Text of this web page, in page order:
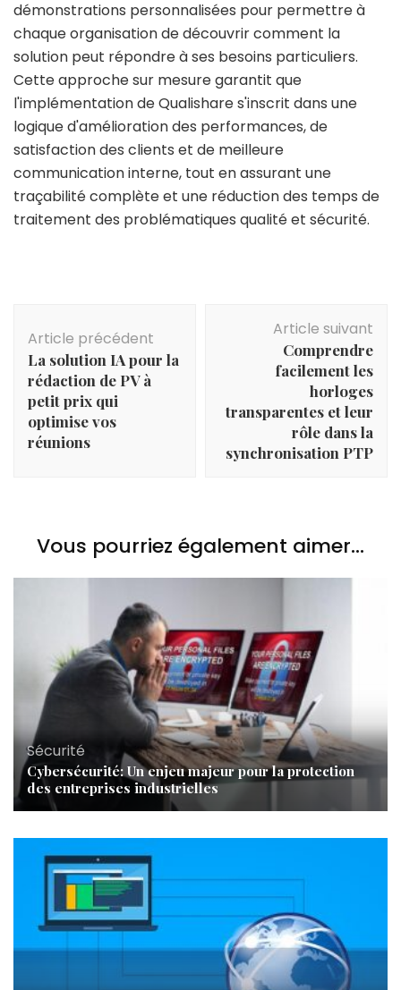
démonstrations personnalisées pour permettre à
chaque organisation de découvrir comment la
solution peut répondre à ses besoins particuliers.
Cette approche sur mesure garantit que
l'implémentation de Qualishare s'inscrit dans une
logique d'amélioration des performances, de
satisfaction des clients et de meilleure
communication interne, tout en assurant une
traçabilité complète et une réduction des temps de
traitement des problématiques qualité et sécurité.
d'article
Article précédent
La solution IA pour la
rédaction de PV à
petit prix qui
optimise vos
réunions
Article suivant
Comprendre
facilement les
horloges
transparentes et leur
rôle dans la
synchronisation PTP
Vous pourriez également aimer...
Sécurité
Cybersécurité: Un enjeu majeur pour la protection
des entreprises industrielles